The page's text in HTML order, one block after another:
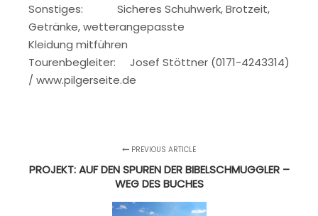
Sonstiges: Sicheres Schuhwerk, Brotzeit,
Getränke, wetterangepasste
Kleidung mitführen
Tourenbegleiter: Josef Stöttner (0171-4243314)
/ www.pilgerseite.de
PREVIOUS ARTICLE
PROJEKT: AUF DEN SPUREN DER BIBELSCHMUGGLER –
WEG DES BUCHES